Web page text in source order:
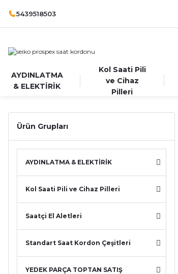
5439518503
AYDINLATMA
& ELEKTİRİK
Kol Saati Pili
ve Cihaz
Pilleri
Ürün Grupları
AYDINLATMA & ELEKTİRİK
Kol Saati Pili ve Cihaz Pilleri
Saatçi El Aletleri
Standart Saat Kordon Çeşitleri
YEDEK PARÇA TOPTAN SATIŞ